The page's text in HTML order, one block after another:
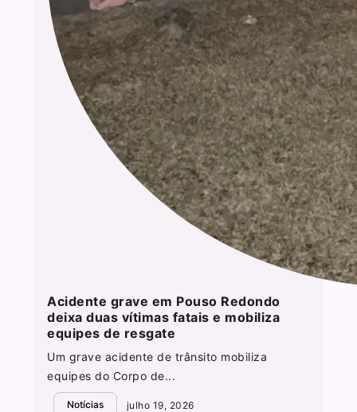
Acidente grave em Pouso Redondo
deixa duas vítimas fatais e mobiliza
equipes de resgate
Um grave acidente de trânsito mobiliza
equipes do Corpo de...
Notícias julho 19, 2026